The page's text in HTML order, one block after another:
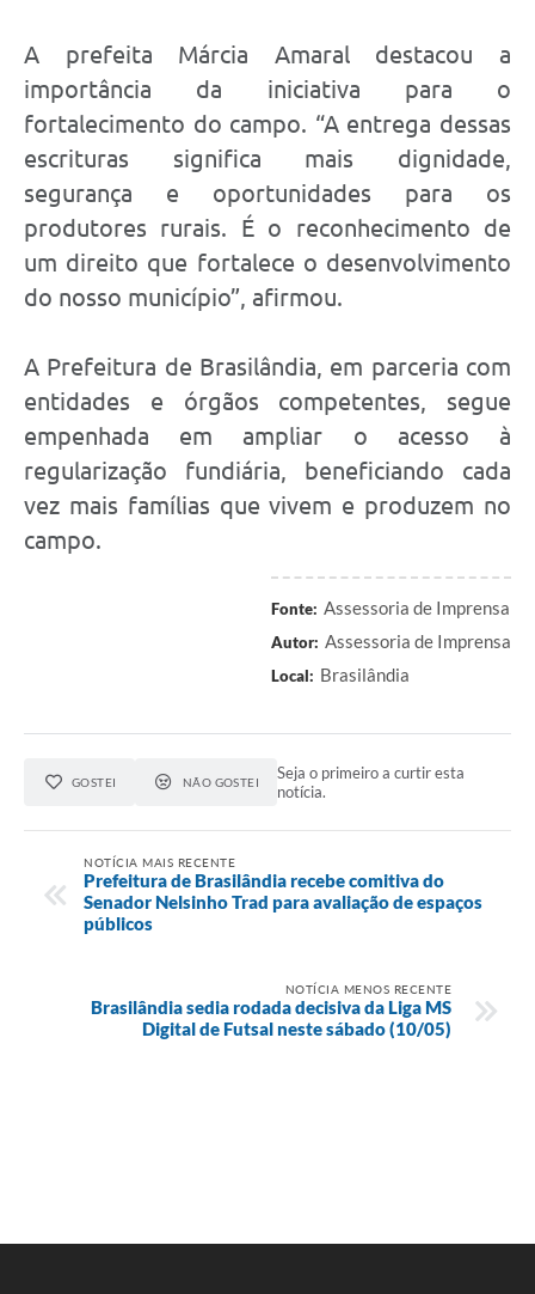
A prefeita Márcia Amaral destacou a
importância da iniciativa para o
fortalecimento do campo. “A entrega dessas
escrituras significa mais dignidade,
segurança e oportunidades para os
produtores rurais. É o reconhecimento de
um direito que fortalece o desenvolvimento
do nosso município”, afirmou.
A Prefeitura de Brasilândia, em parceria com
entidades e órgãos competentes, segue
empenhada em ampliar o acesso à
regularização fundiária, beneficiando cada
vez mais famílias que vivem e produzem no
campo.
Fonte: Assessoria de Imprensa
Autor: Assessoria de Imprensa
Local: Brasilândia
GOSTEI NÃO GOSTEI
Seja o primeiro a curtir esta
notícia.
NOTÍCIA MAIS RECENTE
Prefeitura de Brasilândia recebe comitiva do
Senador Nelsinho Trad para avaliação de espaços
públicos
NOTÍCIA MENOS RECENTE
Brasilândia sedia rodada decisiva da Liga MS
Digital de Futsal neste sábado (10/05)